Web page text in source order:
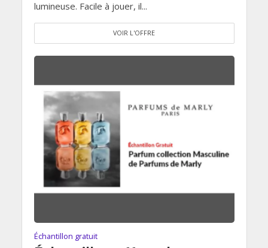
lumineuse. Facile à jouer, il...
VOIR L'OFFRE
Échantillon gratuit